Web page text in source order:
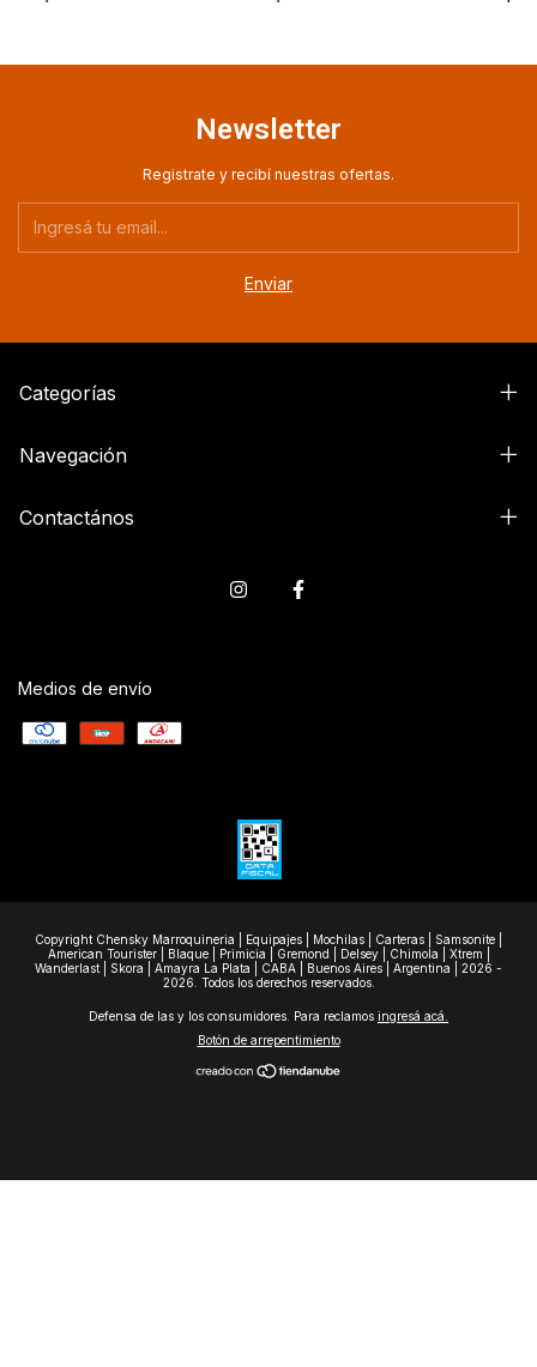
Newsletter
Registrate y recibí nuestras ofertas.
Categorías
Navegación
Contactános
Medios de envío
Copyright Chensky Marroquineria | Equipajes | Mochilas | Carteras | Samsonite |
American Tourister | Blaque | Primicia | Gremond | Delsey | Chimola | Xtrem |
Wanderlast | Skora | Amayra La Plata | CABA | Buenos Aires | Argentina | 2026 -
2026. Todos los derechos reservados.
Defensa de las y los consumidores. Para reclamos ingresá acá.
Botón de arrepentimiento